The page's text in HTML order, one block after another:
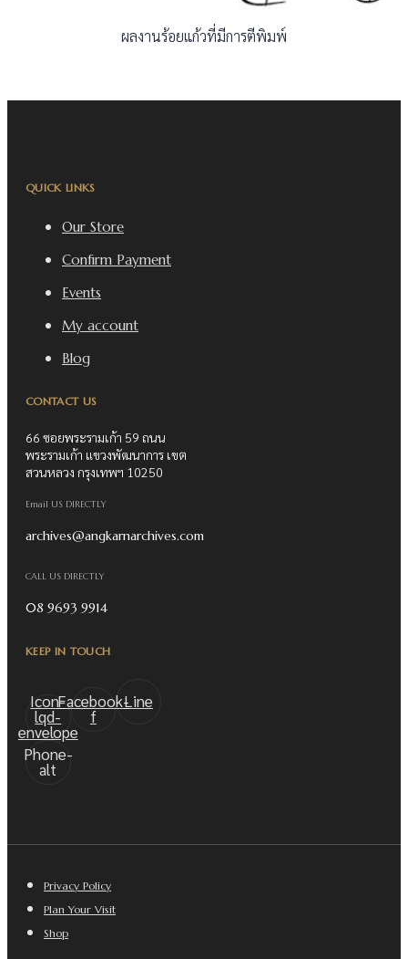
ผลงานร้อยแก้วที่มีการตีพิมพ์
QUICK LINKS
Our Store
Confirm Payment
Events
My account
Blog
CONTACT US
66 ซอยพระรามเก้า 59 ถนน
พระรามเก้า แขวงพัฒนาการ เขต
สวนหลวง กรุงเทพฯ 10250
Email US DIRECTLY
archives@angkarnarchives.com
CALL US DIRECTLY
08 9693 9914
KEEP IN TOUCH
Icon-
lqd-
envelope
Facebook-
f
Line
Phone-
alt
Privacy Policy
Plan Your Visit
Shop